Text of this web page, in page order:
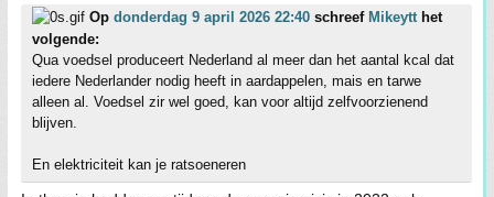
Op donderdag 9 april 2026 22:40 schreef Mikeytthet
volgende:
Qua voedsel produceert Nederland al meer dan het aantal kcal dat
iedere Nederlander nodig heeft in aardappelen, mais en tarwe
alleen al. Voedsel zir wel goed, kan voor altijd zelfvoorzienend
blijven.
En elektriciteit kan je ratsoeneren